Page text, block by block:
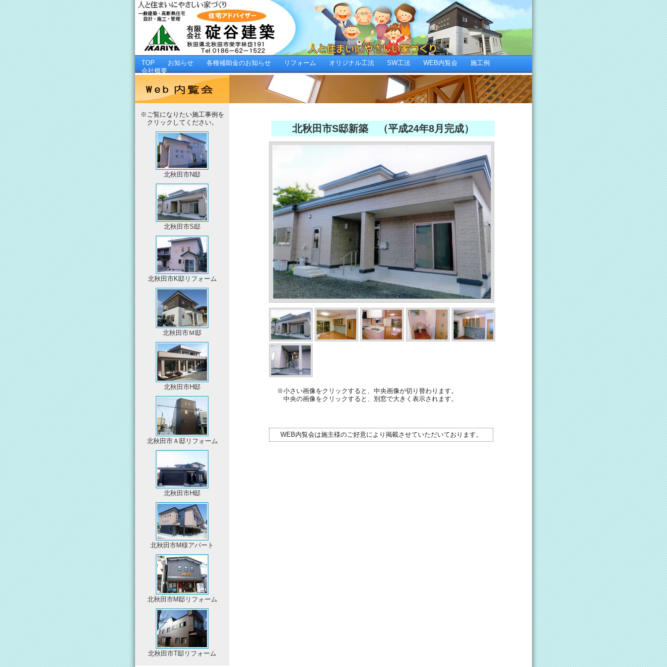
TOP お知らせ 各種補助金のお知らせ リフォーム オリジナル工法 SW工法 WEB内覧会
施工例
会社概要
※ご覧になりたい施工事例を
クリックしてください。
北秋田市N邸
北秋田市S邸
北秋田市K邸リフォーム
北秋田市Ｍ邸
北秋田市H邸
北秋田市Ａ邸リフォーム
北秋田市H邸
北秋田市M様アパート
北秋田市M邸リフォーム
北秋田市T邸リフォーム
北秋田市S邸新築 （平成24年8月完成）
※小さい画像をクリックすると、中央画像が切り替わります。
中央の画像をクリックすると、別窓で大きく表示されます。
WEB内覧会は施主様のご好意により掲載させていただいております。